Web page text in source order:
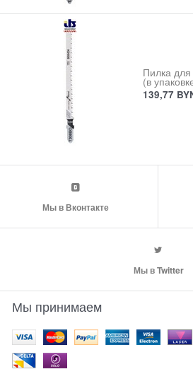
Пилка
(в
139,77
Мы в Вконтакте
Мы в Twitter
Мы принимаем